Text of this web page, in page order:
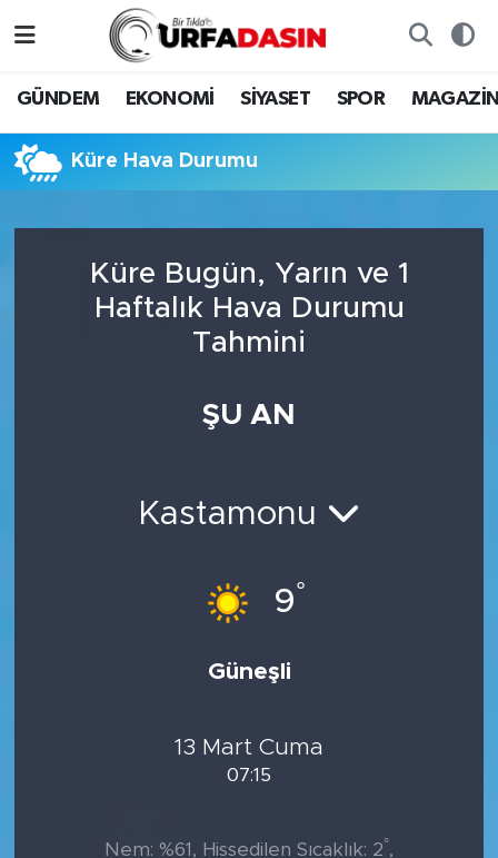
GÜNDEM EKONOMİ SİYASET SPOR
Küre Hava Durumu
Küre Bugün, Yarın ve 1
Haftalık Hava Durumu
Tahmini
ŞU AN
Kastamonu
9°
Güneşli
13 Mart Cuma
07:15
Nem: %61, Hissedilen Sıcaklık: 2°,
MAGAZİN
Nöbetçi Eczaneler
Süper Lig Puan Durumu ve Fikstür
Son Dakika Haberleri